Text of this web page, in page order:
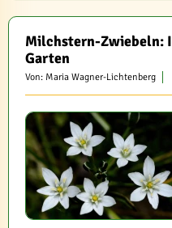
Milchstern-Zwiebeln:
Garten
Von: Maria Wagner-Lichtenberg